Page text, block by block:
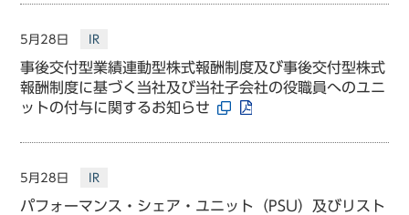
5月28日 IR
事後交付型業績連動型株式報酬制度及び事後交付型株式
報酬制度に基づく当社及び当社子会社の役職員へのユニ
ットの付与に関するお知らせ
5月28日 IR
パフォーマンス・シェア・ユニット（PSU）及びリスト